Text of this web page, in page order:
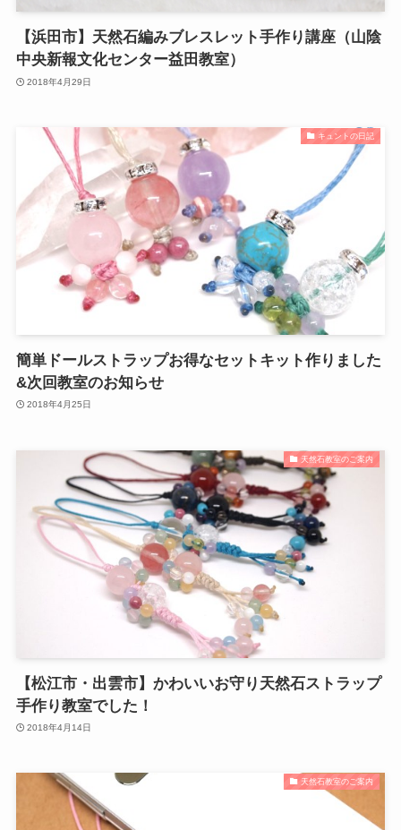
【浜田市】天然石編みブレスレット手作り講座（山陰
中央新報文化センター益田教室）
2018年4月29日
キュントの日記
簡単ドールストラップお得なセットキット作りました
&次回教室のお知らせ
2018年4月25日
天然石教室のご案内
【松江市・出雲市】かわいいお守り天然石ストラップ
手作り教室でした！
2018年4月14日
天然石教室のご案内